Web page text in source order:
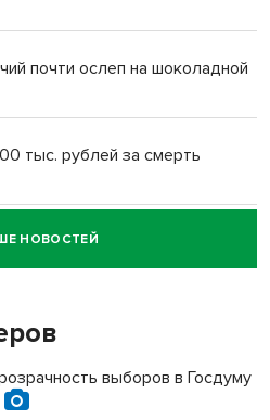
почти ослеп на шоколадной
тыс. рублей за смерть
водителя за смерть
НОВОСТЕЙ
выборов в Госдуму